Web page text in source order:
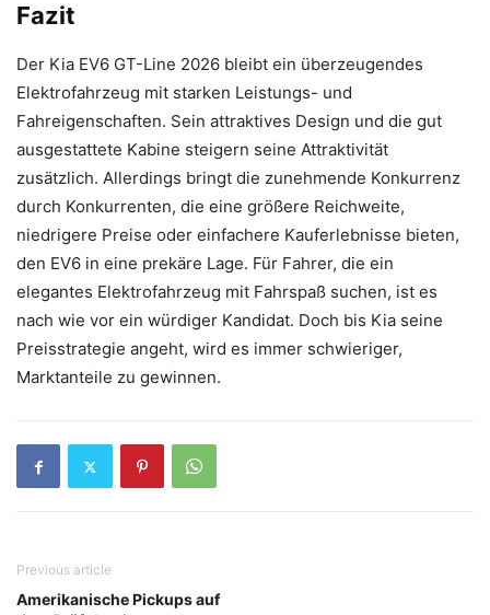
Fazit
Der Kia EV6 GT-Line 2026 bleibt ein überzeugendes
Elektrofahrzeug mit starken Leistungs- und
Fahreigenschaften. Sein attraktives Design und die gut
ausgestattete Kabine steigern seine Attraktivität
zusätzlich. Allerdings bringt die zunehmende Konkurrenz
durch Konkurrenten, die eine größere Reichweite,
niedrigere Preise oder einfachere Kauferlebnisse bieten,
den EV6 in eine prekäre Lage. Für Fahrer, die ein
elegantes Elektrofahrzeug mit Fahrspaß suchen, ist es
nach wie vor ein würdiger Kandidat. Doch bis Kia seine
Preisstrategie angeht, wird es immer schwieriger,
Marktanteile zu gewinnen.
Previous article
Amerikanische Pickups auf